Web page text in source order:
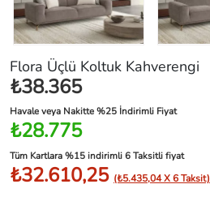
Flora Üçlü Koltuk Kahverengi
₺38.365
Havale veya Nakitte %25 İndirimli Fiyat
₺28.775
Tüm Kartlara %15 indirimli 6 Taksitli fiyat
₺32.610,25 (₺5.435,04 X 6 Taksit)